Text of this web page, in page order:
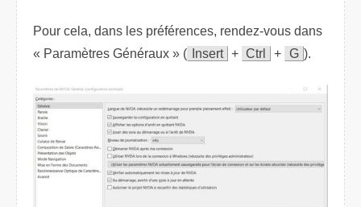
Pour cela, dans les préférences, rendez-vous dans
« Paramètres Généraux » (
Insert + Ctrl + G ).